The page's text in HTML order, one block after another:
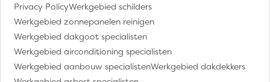
Privacy PolicyWerkgebied schilders
Werkgebied zonnepanelen reinigen
Werkgebied dakgoot specialisten
Werkgebied airconditioning specialisten
Werkgebied aanbouw specialistenWerkgebied dakdekkers